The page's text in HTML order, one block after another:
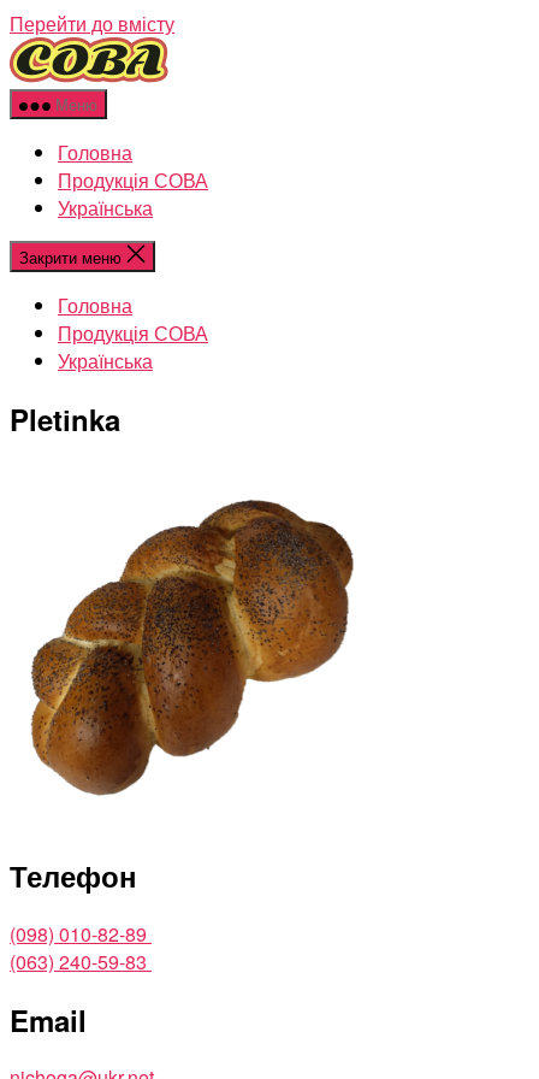
Перейти до вмісту
Меню
Головна
Продукція СОВА
Українська
Закрити меню
Головна
Продукція СОВА
Українська
Pletіnka
Телефон
(098) 010-82-89
(063) 240-59-83
Email